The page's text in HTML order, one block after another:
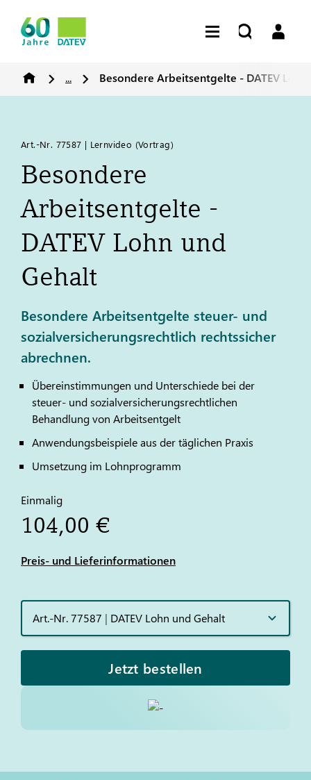
... Besondere Arbeitsentgelte - DATEV
Art.-Nr. 77587 | Lernvideo (Vortrag)
Besondere
Arbeitsentgelte -
DATEVLohn und
Gehalt
Besondere Arbeitsentgelte steuer- und
sozialversicherungsrechtlich rechtssicher
abrechnen.
Übereinstimmungen und Unterschiede bei der
steuer- und sozialversicherungsrechtlichen
Behandlung von Arbeitsentgelt
Anwendungsbeispiele aus der täglichen Praxis
Umsetzung im Lohnprogramm
Einmalig
104,00 €
Preis- und Lieferinformationen
Art.-Nr. 77587 | DATEV Lohn und Gehalt
Jetzt bestellen